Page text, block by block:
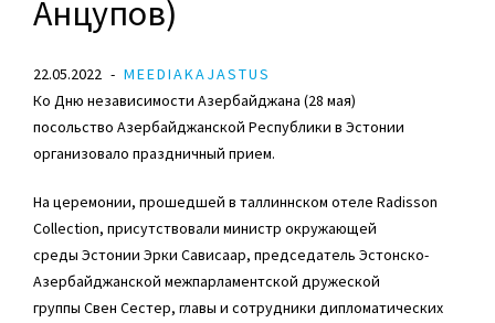
Анцупов)
22.05.2022
MEEDIAKAJASTUS
Ко Дню независимости Азербайджана (28 мая)
посольство Азербайджанской Республики в Эстонии
организовало праздничный прием.
На церемонии, прошедшей в таллиннском отеле Radisson
Collection, присутствовали министр окружающей
среды Эстонии Эрки Сависаар, председатель Эстонско-
Азербайджанской межпарламентской дружеской
группы Свен Сестер, главы и сотрудники дипломатических